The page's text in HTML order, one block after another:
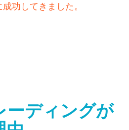
功してきました。
ーディングが